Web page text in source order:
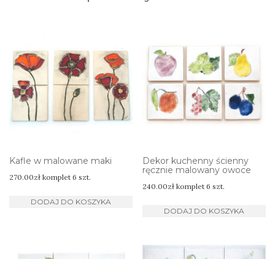
Kafle w malowane maki
270.00zł komplet 6 szt.
DODAJ DO KOSZYKA
Dekor kuchenny ścienny
ręcznie malowany owoce
240.00zł komplet 6 szt.
DODAJ DO KOSZYKA